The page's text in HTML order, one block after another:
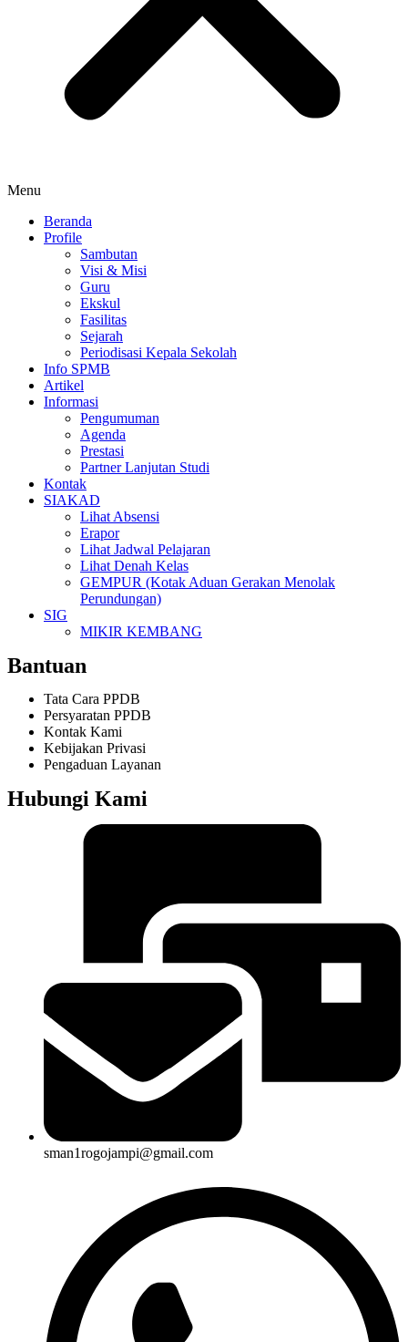
Menu
Beranda
Profile
Sambutan
Visi & Misi
Guru
Ekskul
Fasilitas
Sejarah
Periodisasi Kepala Sekolah
Info SPMB
Artikel
Informasi
Pengumuman
Agenda
Prestasi
Partner Lanjutan Studi
Kontak
SIAKAD
Lihat Absensi
Erapor
Lihat Jadwal Pelajaran
Lihat Denah Kelas
GEMPUR (Kotak Aduan Gerakan Menolak
Perundungan)
SIG
MIKIR KEMBANG
Bantuan
Tata Cara PPDB
Persyaratan PPDB
Kontak Kami
Kebijakan Privasi
Pengaduan Layanan
Hubungi Kami
sman1rogojampi@gmail.com